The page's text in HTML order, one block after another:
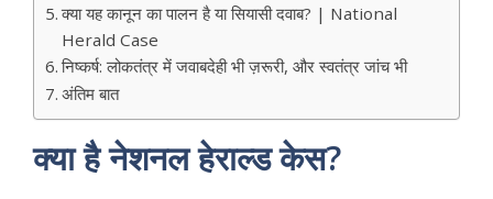
क्या यह कानून का पालन है या सियासी दवाब? | National
Herald Case
निष्कर्ष: लोकतंत्र में जवाबदेही भी ज़रूरी, और स्वतंत्र जांच भी
अंतिम बात
क्या है नेशनल हेराल्ड केस?